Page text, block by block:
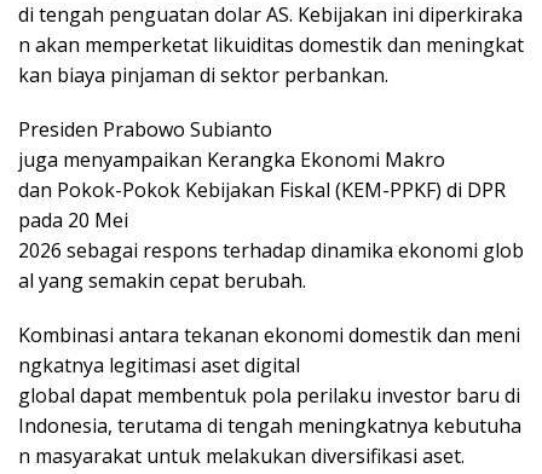
di tengah penguatan dolar AS. Kebijakan ini diperkiraka
n akan memperketat likuiditas domestik dan meningkat
kan biaya pinjaman di sektor perbankan.
Presiden Prabowo Subianto
juga menyampaikan Kerangka Ekonomi Makro
dan Pokok-Pokok Kebijakan Fiskal (KEM-PPKF) di DPR
pada 20 Mei
2026 sebagai respons terhadap dinamika ekonomi glob
al yang semakin cepat berubah.
Kombinasi antara tekanan ekonomi domestik dan meni
ngkatnya legitimasi aset digital
global dapat membentuk pola perilaku investor baru di
Indonesia, terutama di tengah meningkatnya kebutuha
n masyarakat untuk melakukan diversifikasi aset.